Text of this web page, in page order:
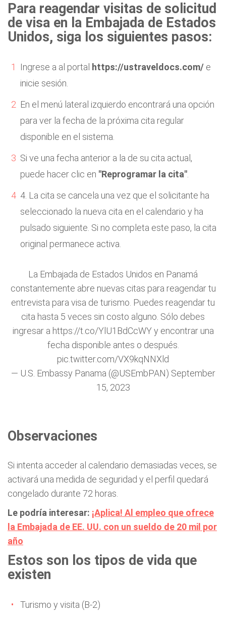
Para reagendar visitas de solicitud
de visa en la Embajada de Estados
Unidos, siga los siguientes pasos:
Ingrese a al portal https://ustraveldocs.com/ e
inicie sesión.
En el menú lateral izquierdo encontrará una opción
para ver la fecha de la próxima cita regular
disponible en el sistema.
Si ve una fecha anterior a la de su cita actual,
puede hacer clic en "Reprogramar la cita"
4. La cita se cancela una vez que el solicitante ha
seleccionado la nueva cita en el calendario y ha
pulsado siguiente. Si no completa este paso, la cita
original permanece activa.
La Embajada de Estados Unidos en Panamá
constantemente abre nuevas citas para reagendar tu
entrevista para visa de turismo. Puedes reagendar tu
cita hasta 5 veces sin costo alguno. Sólo debes
ingresar a https://t.co/YlU1BdCcWYy encontrar una
fecha disponible antes o después.
pic.twitter.com/VX9kqNNXld
— U.S. Embassy Panama (@USEmbPAN) September
15, 2023
Observaciones
Si intenta acceder al calendario demasiadas veces, se
activará una medida de seguridad y el perfil quedará
congelado durante 72 horas.
Le podría interesar: ¡Aplica! Al empleo que ofrece
la Embajada de EE. UU. con un sueldo de 20 mil por
año
Estos son los tipos de vida que
existen
Turismo y visita (B-2)